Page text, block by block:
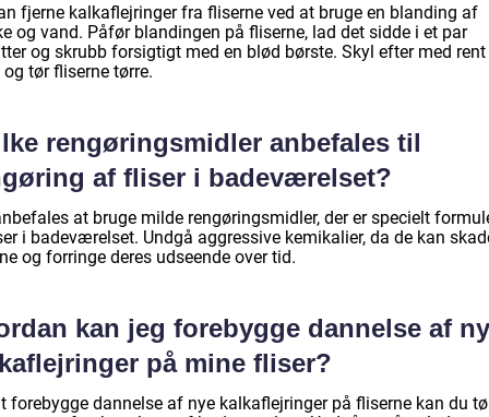
fjerne kalkaflejringer fra fliserne ved at bruge en blanding af
og vand. Påfør blandingen på fliserne, lad det sidde i et par
og skrubb forsigtigt med en blød børste. Skyl efter med rent
tør fliserne tørre.
rengøringsmidler anbefales til
af fliser i badeværelset?
at bruge milde rengøringsmidler, der er specielt
i badeværelset. Undgå aggressive kemikalier, da de kan
og forringe deres udseende over tid.
kan jeg forebygge dannelse af
på mine fliser?
forebygge dannelse af nye kalkaflejringer på fliserne kan du